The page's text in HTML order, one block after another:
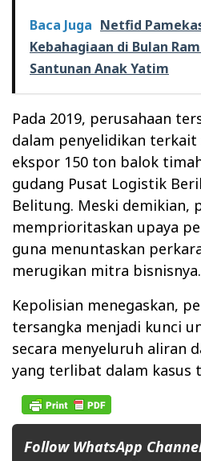
Baca Juga Netfid
Kebahagiaan di Bulan
Santunan Anak Yatim
Pada 2019, perusahaan
dalam penyelidikan terkait
ekspor 150 ton balok
gudang Pusat Logistik
Belitung. Meski demikian,
memprioritaskan upaya
guna menuntaskan
merugikan mitra bisnisnya.
Kepolisian menegaskan,
tersangka menjadi kunci
secara menyeluruh aliran
yang terlibat dalam kasus
Follow WhatsApp